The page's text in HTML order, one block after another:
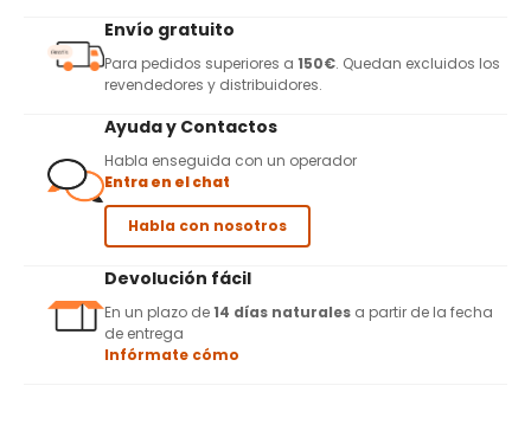
Envío gratuito
Para pedidos superiores a 150€. Quedan excluidos los
revendedores y distribuidores.
Ayuda y Contactos
Habla enseguida con un operador
Entra en el chat
Habla con nosotros
Devolución fácil
En un plazo de14 días naturales a partir de la fecha
de entrega
Infórmate cómo